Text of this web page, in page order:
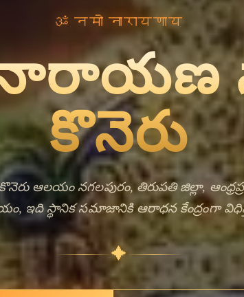
श्रीहरि ॥
Bells,
Faith
పట్టణంలో ఉన్న శ్రీ వేదనారాయణ స్వామి
స్థలం. ఈ దేవాలయం తన ప్రధాన దేవతయైన
సంప్రదాయంలో పూజనీయులైన రూపం. ఈ
స్థానం కలిగి ఉంది, చుట్టపక్క
పొందటానికి మరియు ఆచార సంబరణలలో
వస్తారు.